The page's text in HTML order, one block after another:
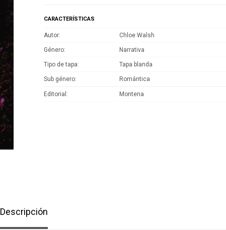
CARACTERÍSTICAS
Autor Chloe Walsh
Género Narrativa
Tipo de tapa Tapa blanda
Sub género Romántica
Editorial Montena
Descripción